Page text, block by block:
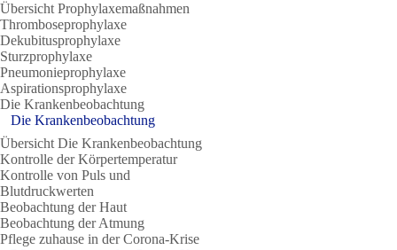
Übersicht Prophylaxemaßnahmen
Thromboseprophylaxe
Dekubitusprophylaxe
Sturzprophylaxe
Pneumonieprophylaxe
Aspirationsprophylaxe
Die Krankenbeobachtung
Die Krankenbeobachtung
Übersicht Die Krankenbeobachtung
Kontrolle der Körpertemperatur
Kontrolle von Puls und
Blutdruckwerten
Beobachtung der Haut
Beobachtung der Atmung
Pflege zuhause in der Corona-Krise